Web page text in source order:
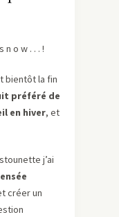
o w . . . !
bientôt la fin
préféré de
en hiver, et
j’ai
créer un